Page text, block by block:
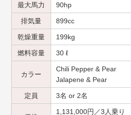
最大馬力 90hp
排気量 899cc
乾燥重量 199kg
燃料容量 30 ℓ
カラー
Chili Pepper & Pear
Jalapene & Pear
定員 3名 or 2名
1,131,000円／3人乗り